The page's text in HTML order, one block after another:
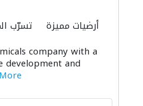
تسرّب أرضيات مميزة
التصميم
company with a
development and